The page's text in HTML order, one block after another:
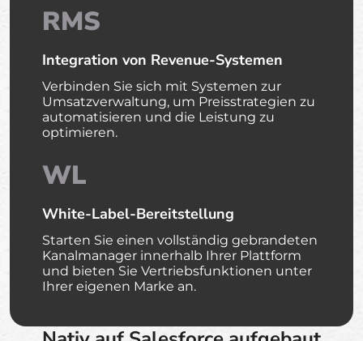
RMS
Integration von Revenue-Systemen
Verbinden Sie sich mit Systemen zur
Umsatzverwaltung, um Preisstrategien zu
automatisieren und die Leistung zu
optimieren.
WL
White-Label-Bereitstellung
Starten Sie einen vollständig gebrandeten
Kanalmanager innerhalb Ihrer Plattform
und bieten Sie Vertriebsfunktionen unter
Ihrer eigenen Marke an.